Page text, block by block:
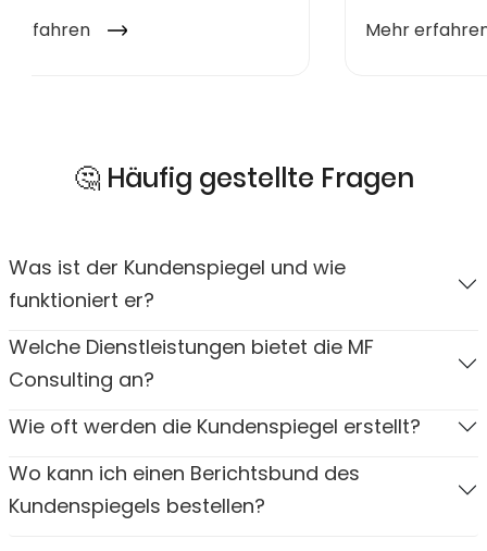
🤔 Häufig gestellte Fragen
Was ist der Kundenspiegel und wie
funktioniert er?
Welche Dienstleistungen bietet die MF
Consulting an?
Wie oft werden die Kundenspiegel erstellt?
Wo kann ich einen Berichtsbund des
Kundenspiegels bestellen?